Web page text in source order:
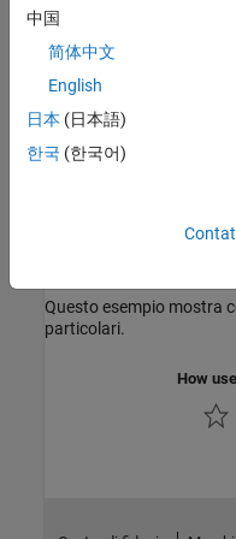
Definizione dei valori
assi
Personalizzare i valori e
esempio modificando la
e la formattazione
Colorazione delle
tridimensionale
Questo esempio mostra
particolari.
How
中国
简体中文
English
日本 (日本語)
한국 (한국어)